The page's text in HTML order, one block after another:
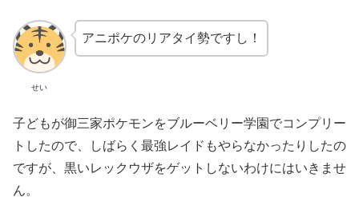
せい
アニポケのリアタイ勢ですし！
子どもが御三家ポケモンをブルーベリー学園でコンプリー
トしたので、しばらく最強レイドもやらなかったりしたの
ですが、黒いレックウザをゲットしないわけにはいきませ
ん。